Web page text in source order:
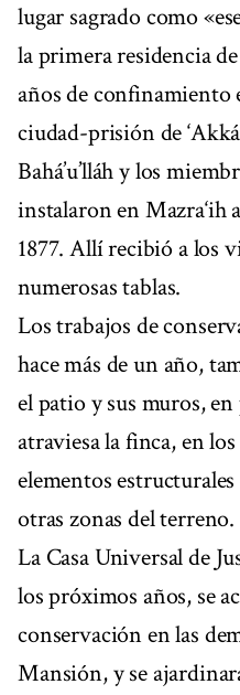
lugar sagrado como
la primera residencia de
años de confinamiento
ciudad-prisión de
Bahá’u’lláh y los
instalaron en
1877. Allí recibió a los
numerosas tablas.
Los trabajos de
hace más de un año,
el patio y sus muros,
atraviesa la finca, en
elementos
otras zonas del terreno.
La Casa Universal de
los próximos años, se
conservación en las
Mansión, y se